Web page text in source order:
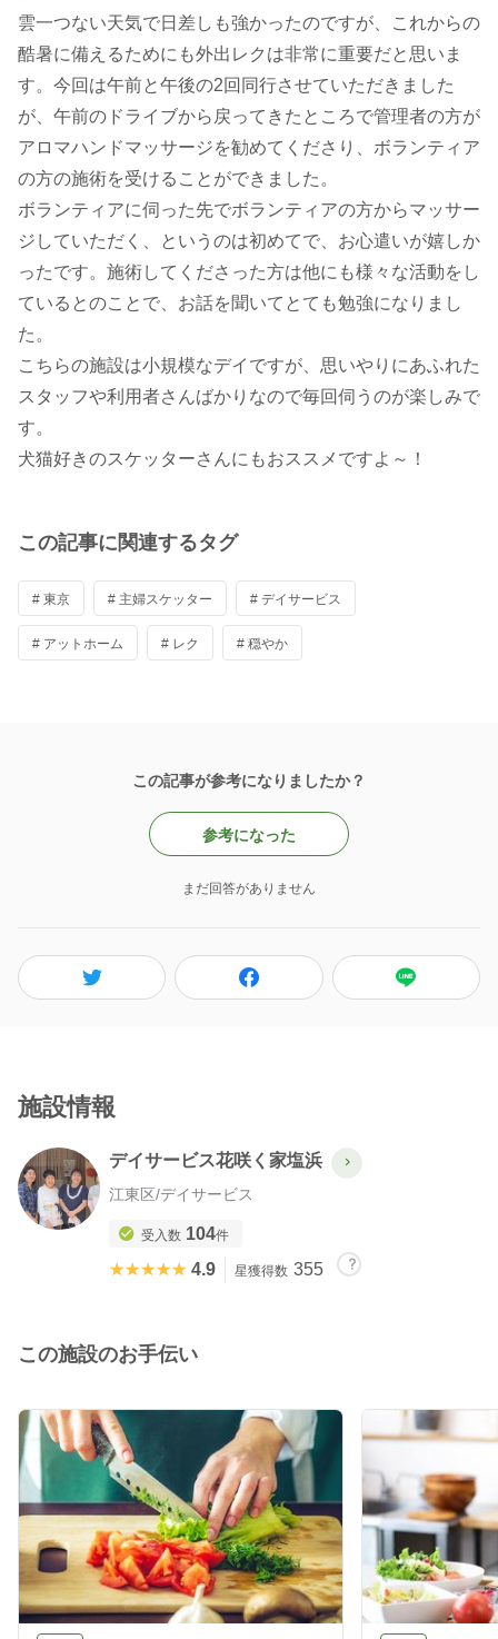
雲一つない天気で日差しも強かったのですが、これからの
酷暑に備えるためにも外出レクは非常に重要だと思いま
す。今回は午前と午後の2回同行させていただきました
が、午前のドライブから戻ってきたところで管理者の方が
アロマハンドマッサージを勧めてくださり、ボランティア
の方の施術を受けることができました。
ボランティアに伺った先でボランティアの方からマッサー
ジしていただく、というのは初めてで、お心遣いが嬉しか
ったです。施術してくださった方は他にも様々な活動をし
ているとのことで、お話を聞いてとても勉強になりまし
た。
こちらの施設は小規模なデイですが、思いやりにあふれた
スタッフや利用者さんばかりなので毎回伺うのが楽しみで
す。
犬猫好きのスケッターさんにもおススメですよ～！
この記事に関連するタグ
# 東京 # 主婦スケッター # デイサービス
# アットホーム # レク # 穏やか
この記事が参考になりましたか？
参考になった
まだ回答がありません
施設情報
デイサービス花咲く家塩浜
江東区/デイサービス
受入数 104件
★★★★★
★★★★★ 4.9 星獲得数 355
この施設のお手伝い